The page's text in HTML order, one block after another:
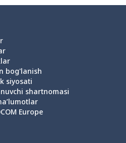
bog'lanish
siyosati
shartnomasi
Europe